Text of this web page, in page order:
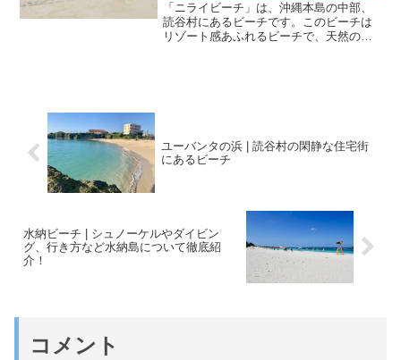
「ニライビーチ」は、沖縄本島の中部、
読谷村にあるビーチです。このビーチは
リゾート感あふれるビーチで、天然のサ
ユーバンタの浜 | 読谷村の閑静な住宅街
にあるビーチ
水納ビーチ | シュノーケルやダイビン
グ、行き方など水納島について徹底紹
介！
コメント